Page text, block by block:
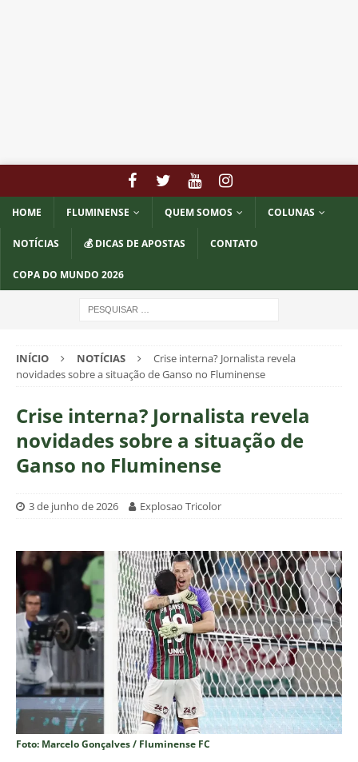
HOME FLUMINENSE QUEM SOMOS COLUNAS
NOTÍCIAS 💰 DICAS DE APOSTAS CONTATO
COPA DO MUNDO 2026
INÍCIO NOTÍCIAS
Crise interna? Jornalista revela
novidades sobre a situação de Ganso no Fluminense
Crise interna? Jornalista revela
novidades sobre a situação de
Ganso no Fluminense
3 de junho de 2026 Explosao Tricolor
Foto: Marcelo Gonçalves / Fluminense FC